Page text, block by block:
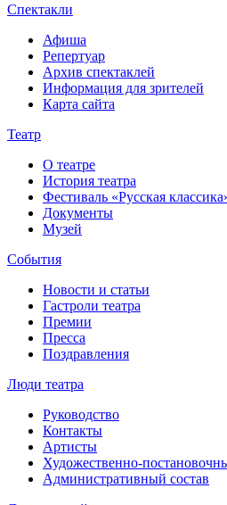
Спектакли
Афиша
Репертуар
Архив спектаклей
Информация для зрителей
Карта сайта
Театр
О театре
История театра
Фестиваль «Русская
Документы
Музей
События
Новости и статьи
Гастроли театра
Премии
Пресса
Поздравления
Люди театра
Руководство
Контакты
Артисты
Художественно-
Административный состав